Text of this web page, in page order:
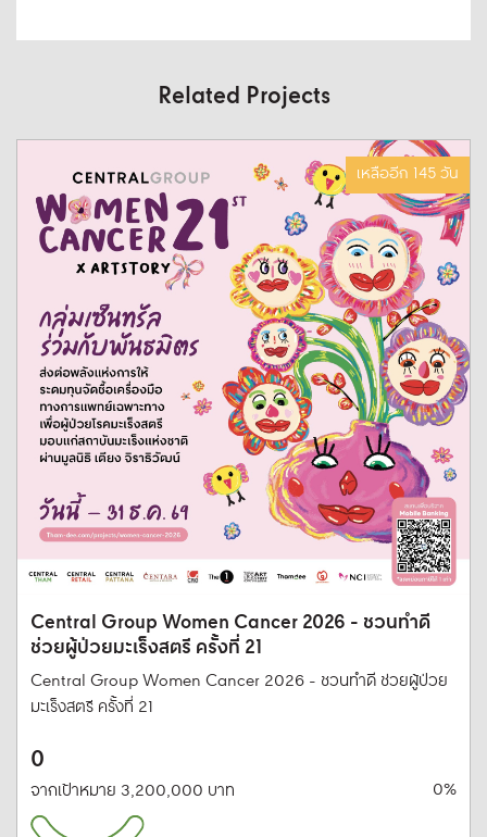
Related Projects
เหลืออีก 145 วัน
Central Group Women Cancer 2026 - ชวนทำดี
ช่วยผู้ป่วยมะเร็งสตรี ครั้งที่ 21
Central Group Women Cancer 2026 - ชวนทำดี ช่วยผู้ป่วย
มะเร็งสตรี ครั้งที่ 21
0
จากเป้าหมาย 3,200,000 บาท 0%